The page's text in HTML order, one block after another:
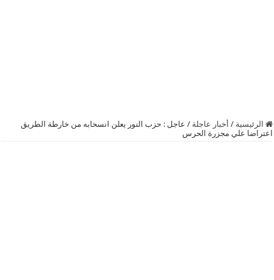
الرئيسية / أخبار عاجلة / عاجل : حزب النور يعلن انسحابه من خارطة الطريق
اعتراضا علي مجزرة الحرس